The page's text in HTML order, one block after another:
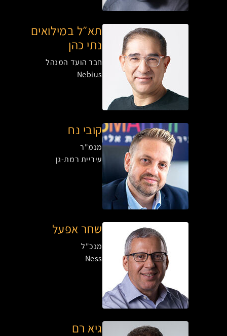
תא״ל במילואים
נתי כהן
חבר הועד המנהל
Nebius
קובי נח
מנמ"ר
עיריית רמת-גן
שחר אפעל
מנכ"ל
Ness
גיא רם